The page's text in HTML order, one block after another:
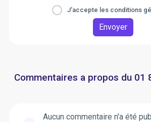
J'accepte les conditions
Envoyer
Commentaires a propos du 01
Aucun commentaire n'a été